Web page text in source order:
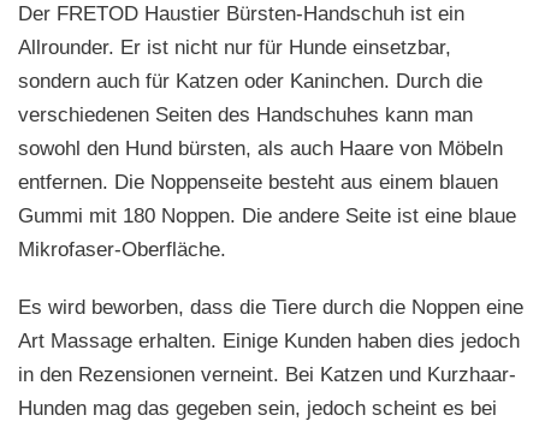
Der FRETOD Haustier Bürsten-Handschuh ist ein
Allrounder. Er ist nicht nur für Hunde einsetzbar,
sondern auch für Katzen oder Kaninchen. Durch die
verschiedenen Seiten des Handschuhes kann man
sowohl den Hund bürsten, als auch Haare von Möbeln
entfernen. Die Noppenseite besteht aus einem blauen
Gummi mit 180 Noppen. Die andere Seite ist eine blaue
Mikrofaser-Oberfläche.
Es wird beworben, dass die Tiere durch die Noppen eine
Art Massage erhalten. Einige Kunden haben dies jedoch
in den Rezensionen verneint. Bei Katzen und Kurzhaar-
Hunden mag das gegeben sein, jedoch scheint es bei